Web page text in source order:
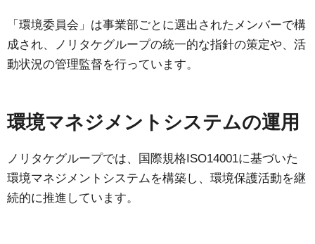
「環境委員会」は事業部ごとに選出されたメンバーで構
成され、ノリタケグループの統一的な指針の策定や、活
動状況の管理監督を行っています。
環境マネジメントシステムの運用
ノリタケグループでは、国際規格ISO14001に基づいた
環境マネジメントシステムを構築し、環境保護活動を継
続的に推進しています。